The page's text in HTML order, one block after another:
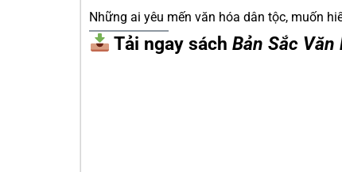
Những ai yêu mến văn hóa dân tộc, muốn
Tải ngay sáchBản Sắc